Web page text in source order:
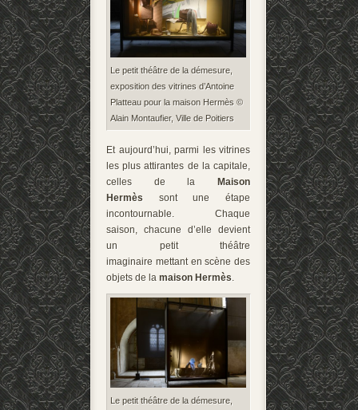
Le petit théâtre de la démesure,
exposition des vitrines d’Antoine
Platteau pour la maison Hermès ©
Alain Montaufier, Ville de Poitiers
Et aujourd’hui, parmi les vitrines
les plus attirantes de la capitale,
celles de la Maison
Hermès sont une étape
incontournable. Chaque
saison, chacune d’elle devient
un petit théâtre
imaginaire mettant en scène des
objets de la maison Hermès
Le petit théâtre de la démesure,